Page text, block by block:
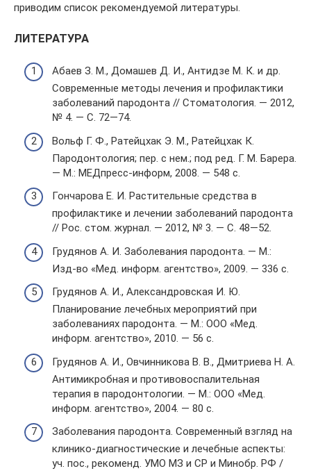
приводим список рекомендуемой литературы.
ЛИТЕРАТУРА
Абаев З. М., Домашев Д. И., Антидзе М. К. и др.
Современные методы лечения и профилактики
заболеваний пародонта // Стоматология. — 2012,
№ 4. — С. 72—74.
Вольф Г. Ф., Ратейцхак Э. М., Ратейцхак К.
Пародонтология; пер. с нем.; под ред. Г. М. Барера.
— М.: МЕДпресс-информ, 2008. — 548 с.
Гончарова Е. И. Растительные средства в
профилактике и лечении заболеваний пародонта
// Рос. стом. журнал. — 2012, № 3. — С. 48—52.
Грудянов А. И. Заболевания пародонта. — М.:
Изд-во «Мед. информ. агентство», 2009. — 336 с.
Грудянов А. И., Александровская И. Ю.
Планирование лечебных мероприятий при
заболеваниях пародонта. — М.: ООО «Мед.
информ. агентство», 2010. — 56 с.
Грудянов А. И., Овчинникова В. В., Дмитриева Н. А.
Антимикробная и противовоспалительная
терапия в пародонтологии. — М.: ООО «Мед.
информ. агентство», 2004. — 80 с.
Заболевания пародонта. Современный взгляд на
клинико-диагностические и лечебные аспекты:
уч. пос., рекоменд. УМО МЗ и СР и Минобр. РФ /